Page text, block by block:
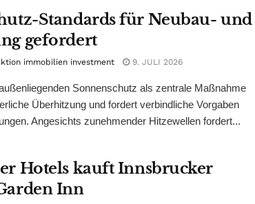
Standards für Neubau- und
gefordert
immobilien investment 9. JULI 2026
Sonnenschutz als zentrale Maßnahme
Überhitzung und fordert verbindliche Vorgaben
Angesichts zunehmender Hitzewellen fordert...
Hotels kauft Innsbrucker
Inn